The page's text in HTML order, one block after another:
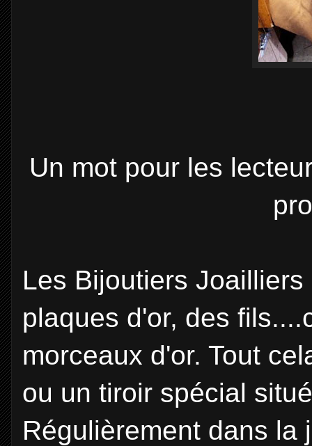
Un mot pour les
Les Bijoutiers
plaques d'or, des
morceaux d'or. Tout
ou un tiroir spécial
Régulièrement dans la